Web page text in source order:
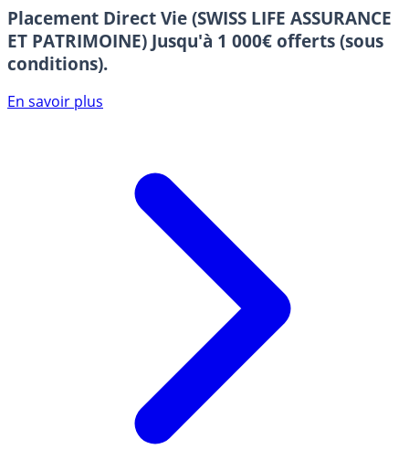
Placement Direct Vie (SWISS LIFE ASSURANCE
ET PATRIMOINE) Jusqu'à 1 000€ offerts (sous
conditions).
En savoir plus